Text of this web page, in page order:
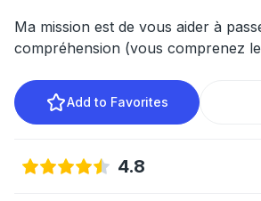
Ma mission est de vous aider à
compréhension (vous comprenez le
Add to Favorites
4.8